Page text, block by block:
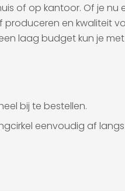
of op kantoor. Of je nu
en kwaliteit
laag budget kun je
bij te bestellen.
eenvoudig af